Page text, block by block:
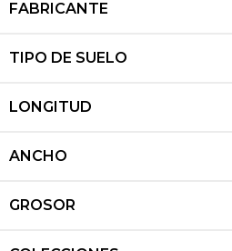
FABRICANTE
TIPO DE SUELO
LONGITUD
ANCHO
GROSOR